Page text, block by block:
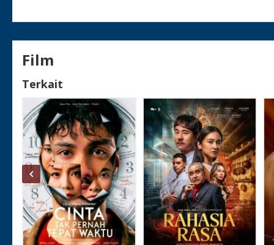
Film
Terkait